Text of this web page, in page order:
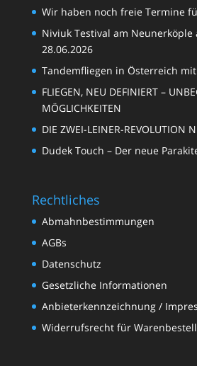
Wir haben noch freie Termine
Niviuk Testival am Neunerköple
28.06.2026
Tandemfliegen in Österreich
FLIEGEN, NEU DEFINIERT –
MÖGLICHKEITEN
DIE ZWEI-LEINER-REVOLUTION
Dudek Touch – Der neue
Rechtliches
Abmahnbestimmungen
AGBs
Datenschutz
Gesetzliche Informationen
Anbieterkennzeichnung /
Widerrufsrecht für